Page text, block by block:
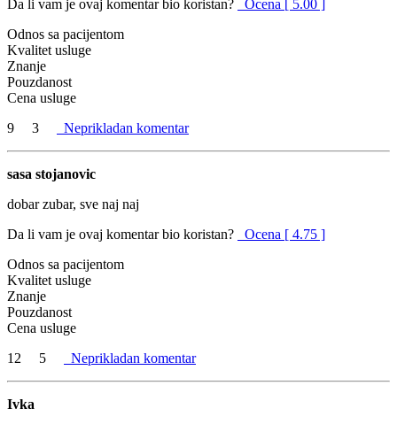
Da li vam je ovaj komentar bio koristan?
Ocena [ 5.00 ]
Odnos sa pacijentom
Kvalitet usluge
Znanje
Pouzdanost
Cena usluge
9
3 Neprikladan komentar
sasa stojanovic
dobar zubar, sve naj naj
Da li vam je ovaj komentar bio koristan?
Ocena [ 4.75 ]
Odnos sa pacijentom
Kvalitet usluge
Znanje
Pouzdanost
Cena usluge
12
5 Neprikladan komentar
Ivka